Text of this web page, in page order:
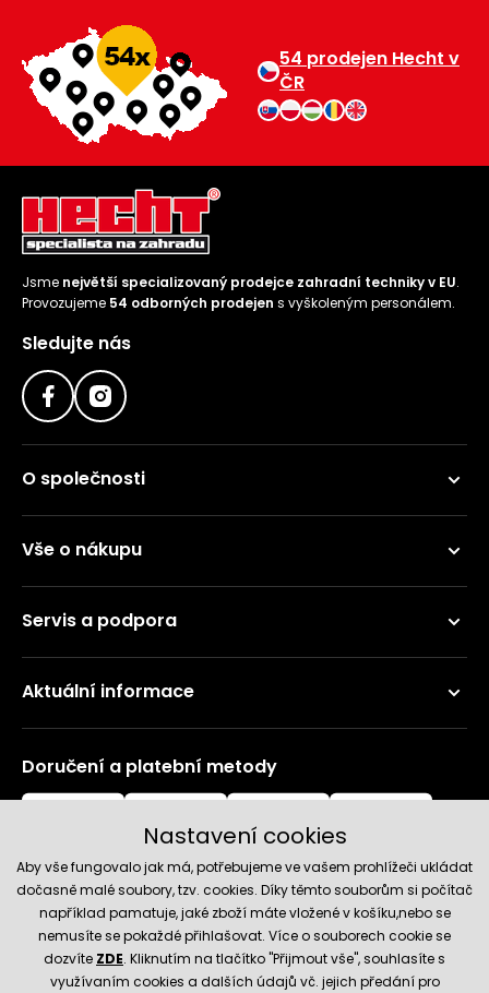
54 prodejen Hecht v
ČR
Jsme největší specializovaný prodejce zahradní techniky v EU.
Provozujeme 54 odborných prodejen s vyškoleným personálem.
Sledujte nás
O společnosti
Vše o nákupu
Servis a podpora
Aktuální informace
Doručení a platební metody
Spolehlivý obchod
Nastavení cookies
Aby vše fungovalo jak má, potřebujeme ve vašem prohlížeči ukládat
dočasně malé soubory, tzv. cookies. Díky těmto souborům si počítač
například pamatuje, jaké zboží máte vložené v košíku,nebo se
nemusíte se pokaždé přihlašovat. Více o souborech cookie se
dozvíte ZDE. Kliknutím na tlačítko "Přijmout vše", souhlasíte s
využívaním cookies a dalších údajů vč. jejich předání pro